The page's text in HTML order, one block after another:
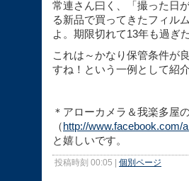
常連さん曰く、「撮った日
る新品で買ってきたフィル
よ。期限切れて13年も過ぎ
これは～かなり保管条件が
すね！という一例として紹
＊アローカメラ＆我楽多屋
（http://www.facebook.com/
と嬉しいです。
投稿時刻 00:05 | 個別ページ